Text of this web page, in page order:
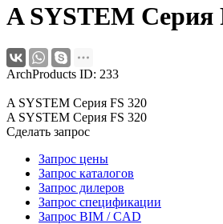
A SYSTEM Серия
ArchProducts ID: 233
A SYSTEM Серия FS 320
A SYSTEM Серия FS 320
Сделать запрос
Запрос цены
Запрос каталогов
Запрос дилеров
Запрос спецификации
Запрос BIM / CAD